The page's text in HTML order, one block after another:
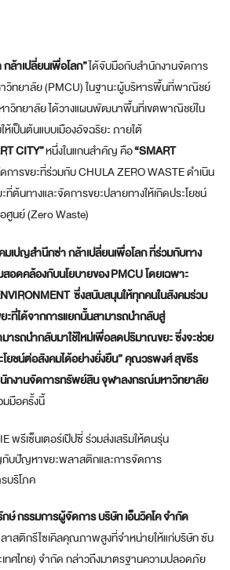
ล้าเปลี่ยนเพื่อโลก”ได้จับมือกับสำนักงานจัดการ
ทยาลัย (PMCU) ในฐานะผู้บริหารพื้นที่พาณิชย์
วิทยาลัย ได้วางแผนพัฒนาพื้นที่เขตพาณิชย์ใน
เป็นต้นแบบเมืองอัจฉริยะ ภายใต้
CITY”หนึ่งในแกนสำคัญ คือ“SMART
การขยะที่ร่วมกับ CHULA ZERO WASTE ดำเนิน
ต้นทางและจัดการขยะปลายทางให้เกิดประโยชน์
ศูนย์ (Zero Waste)
เปญสำนึกซ่า กล้าเปลี่ยนเพื่อโลก ที่ร่วมกับทาง
สอดคล้องกับนโยบายของPMCU โดยเฉพาะ
ซึ่งสนับสนุนให้ทุกคนในสังคมร่วม
ะที่ได้จากการแยกนั้นสามารถนำกลับสู่
มารถนำกลับมาใช้ใหม่เพื่อลดปริมาณขยะ ซึ่งจะช่วย
โยชน์ต่อสังคมได้อย่างยั่งยืน” คุณวรพงศ์ สุขธีร
กงานจัดการทรัพย์สิน จุฬาลงกรณ์มหาวิทยาลัย
มมือครั้งนี้
พรีเซ็นเตอร์เป๊ปซี่ ร่วมส่งเสริมให้ตนรุ่น
บปัญหาขยะพลาสติกและการจัดการ
บริโภค
กรรมการผู้จัดการ บริษัท เอ็นวิคโค จำกัด
สติกรีไซเคิลคุณภาพสูงที่จำหน่ายให้แก่บริษัท ซัน
ะเทศไทย) จำกัด กล่าวถึงมาตรฐานความปลอดภัย